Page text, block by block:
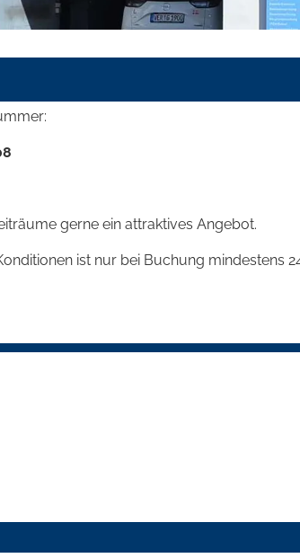
gerne ein attraktives Angebot.
ist nur bei Buchung mindestens